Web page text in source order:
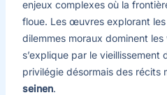
enjeux complexes où la
floue. Les œuvres explorant les
dilemmes moraux dominent
s’explique par le
privilégie désormais des récits
seinen.